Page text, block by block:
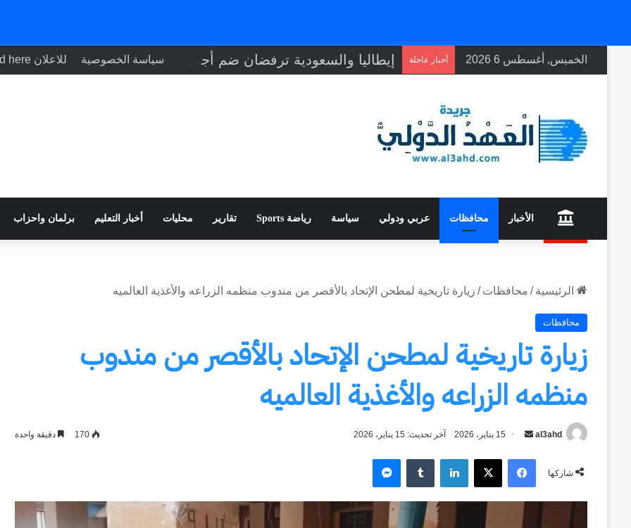
الخميس, أغسطس 6 2026 أخبار عاجلة إيطاليا والسعودية ترفضان ضم أجزاء من الضفة الغربية وفرض قيود في هرمز سياسة الخصوصية للاعلان Your ad here
الأخبار محافظات عربي ودولي سياسة رياضة Sports تقارير محليات أخبار التعليم برلمان واحزاب
الرئيسية / محافظات / زيارة تاريخية لمطحن الإتحاد بالأقصر من مندوب منظمه الزراعه والأغذية العالميه
محافظات
زيارة تاريخية لمطحن الإتحاد بالأقصر من مندوب
منظمه الزراعه والأغذية العالميه
al3ahd
أرسل
إلكترونيا
15 يناير، 2026 آخر تحديث: 15 يناير، 2026 170 دقيقة واحدة
شاركها
فيسبوك‫X لينكدإن
‏Tumblr ماسنجر